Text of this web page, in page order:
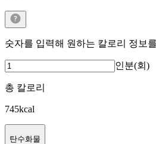
숫자를 입력해 원하는 칼로리 정보
인분(회)
총 칼로리
745kcal
탄수화물